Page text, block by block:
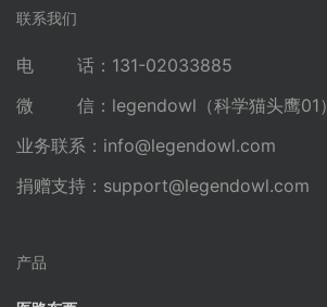
联系我们
电 话：131-02033885
微 信：legendowl（科学猫头鹰01）
业务联系： info@legendowl.com
捐赠支持： support@legendowl.com
产品